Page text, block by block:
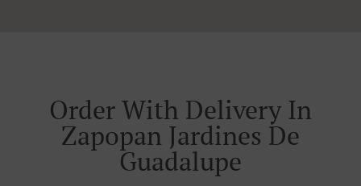
Order With Delivery In
Zapopan Jardines De
Guadalupe